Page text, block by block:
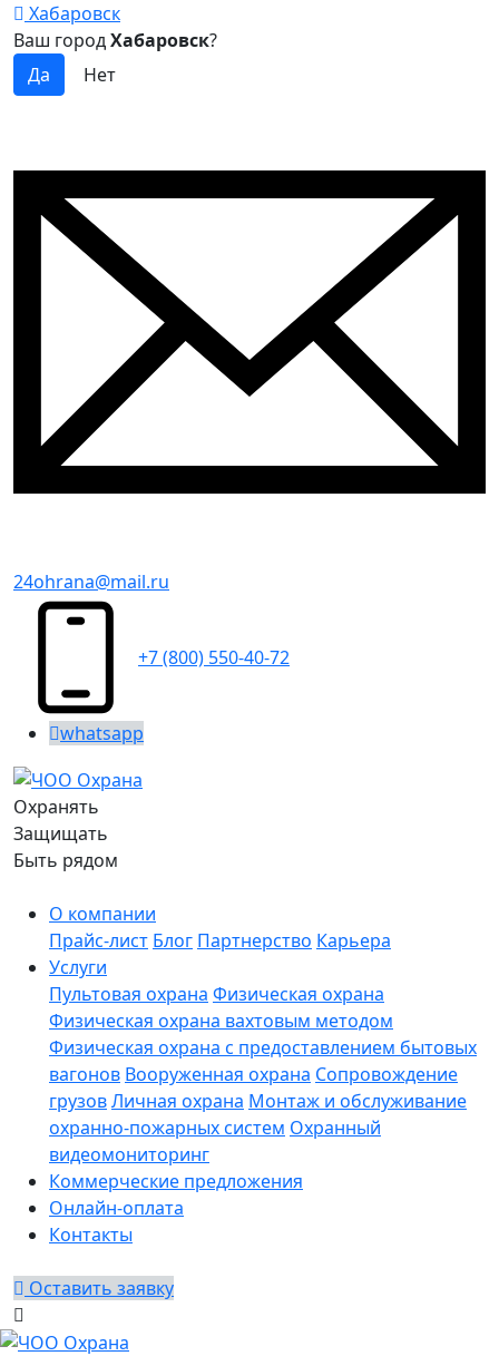
Хабаровск
Ваш городХабаровск?
24ohrana@mail.ru
+7 (800) 550-40-72
whatsapp
Охранять
Защищать
Быть рядом
О компании
Прайс-лист Блог Партнерство Карьера
Услуги
Пультовая охрана Физическая охрана
Физическая охрана вахтовым методом
Физическая охрана с предоставлением бытовых
вагонов Вооруженная охрана Сопровождение
грузовЛичная охрана Монтаж и обслуживание
охранно-пожарных систем Охранный
видеомониторинг
Коммерческие предложения
Онлайн-оплата
Контакты
Оставить заявку